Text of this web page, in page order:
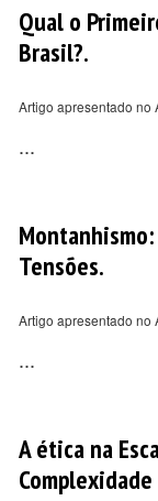
Qual o
Brasil?.
Artigo apresentado no
...
Tensões.
Artigo apresentado no
...
A ética na